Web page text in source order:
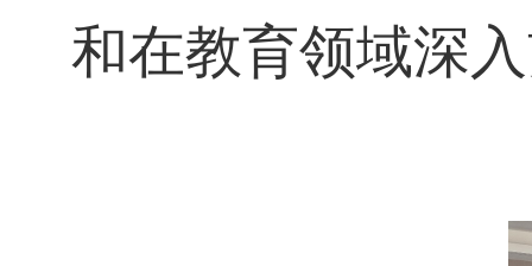
和在教育领域深